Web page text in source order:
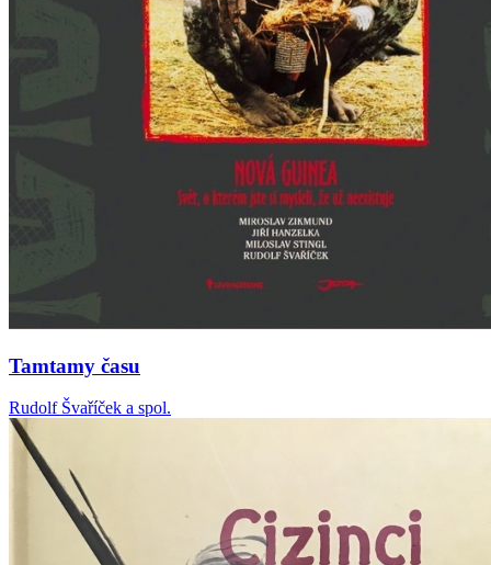
Tamtamy času
Rudolf Švaříček a spol.